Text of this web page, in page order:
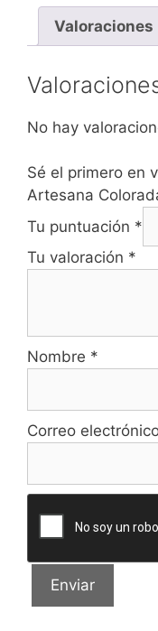
Valoraciones
No hay
Sé el primero en
Artesana
Tu puntuación *
Tu valoración *
Nombre *
Correo